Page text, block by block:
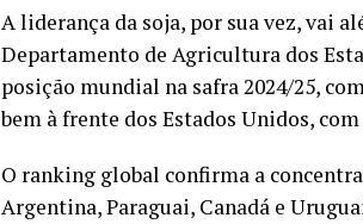
A liderança da soja, por sua vez, vai
Departamento de Agricultura dos
posição mundial na safra 2024/25,
bem à frente dos Estados Unidos,
O ranking global confirma a
Argentina, Paraguai, Canadá e